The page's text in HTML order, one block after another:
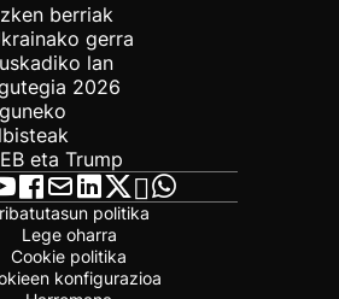
berriak
gerra
lan
2026
eta Trump
politika
Lege oharra
Cookie politika
konfigurazioa